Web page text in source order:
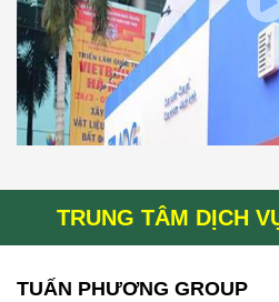
TRUNG TÂM DỊCH
TUẤN PHƯƠNG GROUP